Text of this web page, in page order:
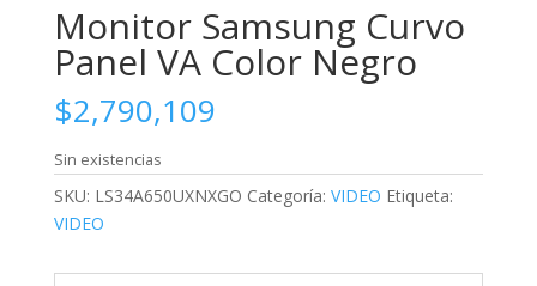
Monitor Samsung Curvo
Panel VA Color Negro
$2,790,109
Sin existencias
SKU: LS34A650UXNXGO Categoría: VIDEO Etiqueta:
VIDEO